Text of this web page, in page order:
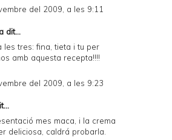
del 2009, a les 9:11
dit...
les tres: fina, tieta i tu per
amb aquesta recepta!!!!
del 2009, a les 9:23
mes maca, i la crema
deliciosa, caldrá probarla.